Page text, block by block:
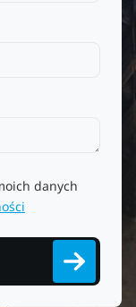
danych